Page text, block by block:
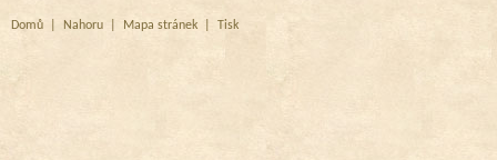
Domů Nahoru Mapa stránek Tisk